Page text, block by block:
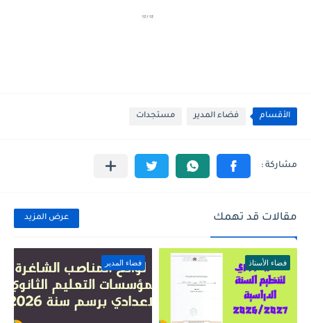
الأقسام فضاء المدير مستجدات
مقالات قد تهمك عرض المزيد
فضاء الأستاذ فضاء المدير